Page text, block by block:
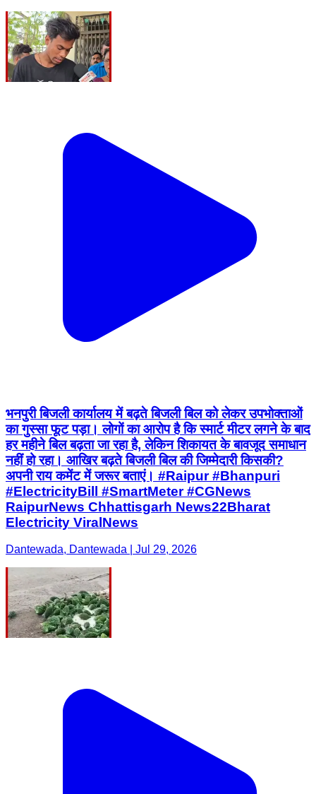
भनपुरी बिजली कार्यालय में बढ़ते बिजली बिल को लेकर उपभोक्ताओं
का गुस्सा फूट पड़ा। लोगों का आरोप है कि स्मार्ट मीटर लगने के बाद
हर महीने बिल बढ़ता जा रहा है, लेकिन शिकायत के बावजूद समाधान
नहीं हो रहा। आखिर बढ़ते बिजली बिल की जिम्मेदारी किसकी?
अपनी राय कमेंट में जरूर बताएं। #Raipur #Bhanpuri
#ElectricityBill #SmartMeter #CGNews
RaipurNews Chhattisgarh News22Bharat
Electricity ViralNews
Dantewada, Dantewada | Jul 29, 2026